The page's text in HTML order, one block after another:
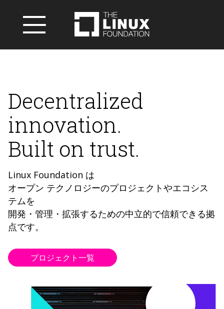
Decentralized
innovation.
Built on trust.
Linux Foundation は
オープン テクノロジーのプロジェクトやエコシス
テムを
開発・管理・拡張するための中立的で信頼できる拠
点です。
プロジェクト一覧